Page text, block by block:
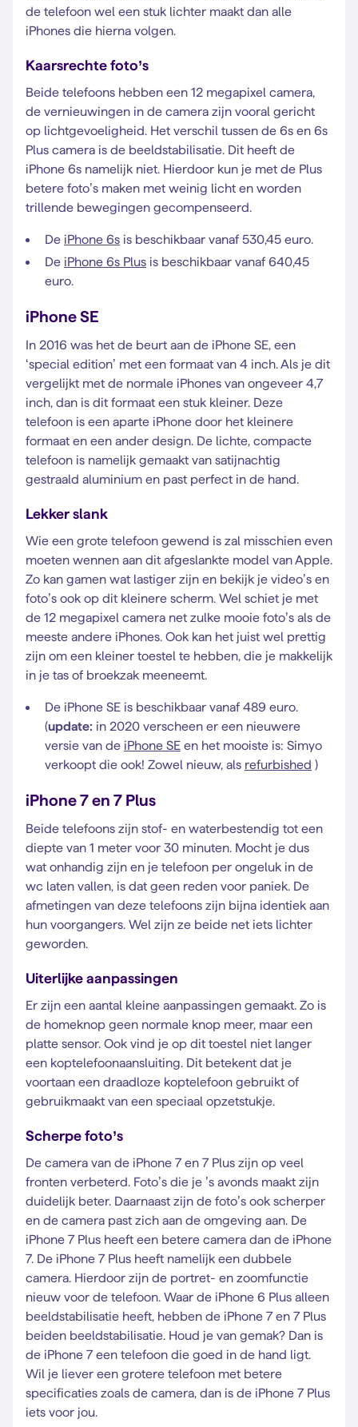
de telefoon wel een stuk lichter maakt dan alle
iPhones die hierna volgen.
Kaarsrechte foto’s
Beide telefoons hebben een 12 megapixel camera,
de vernieuwingen in de camera zijn vooral gericht
op lichtgevoeligheid. Het verschil tussen de 6s en 6s
Plus camera is de beeldstabilisatie. Dit heeft de
iPhone 6s namelijk niet. Hierdoor kun je met de Plus
betere foto’s maken met weinig licht en worden
trillende bewegingen gecompenseerd.
De iPhone 6s is beschikbaar vanaf 530,45 euro.
De iPhone 6s Plus is beschikbaar vanaf 640,45
euro.
iPhone SE
In 2016 was het de beurt aan de iPhone SE, een
‘special edition’ met een formaat van 4 inch. Als je dit
vergelijkt met de normale iPhones van ongeveer 4,7
inch, dan is dit formaat een stuk kleiner. Deze
telefoon is een aparte iPhone door het kleinere
formaat en een ander design. De lichte, compacte
telefoon is namelijk gemaakt van satijnachtig
gestraald aluminium en past perfect in de hand.
Lekker slank
Wie een grote telefoon gewend is zal misschien even
moeten wennen aan dit afgeslankte model van Apple.
Zo kan gamen wat lastiger zijn en bekijk je video’s en
foto’s ook op dit kleinere scherm. Wel schiet je met
de 12 megapixel camera net zulke mooie foto’s als de
meeste andere iPhones. Ook kan het juist wel prettig
zijn om een kleiner toestel te hebben, die je makkelijk
in je tas of broekzak meeneemt.
De iPhone SE is beschikbaar vanaf 489 euro.
(update: in 2020 verscheen er een nieuwere
versie van de iPhone SE en het mooiste is: Simyo
verkoopt die ook! Zowel nieuw, als refurbished )
iPhone 7 en 7 Plus
Beide telefoons zijn stof- en waterbestendig tot een
diepte van 1 meter voor 30 minuten. Mocht je dus
wat onhandig zijn en je telefoon per ongeluk in de
wc laten vallen, is dat geen reden voor paniek. De
afmetingen van deze telefoons zijn bijna identiek aan
hun voorgangers. Wel zijn ze beide net iets lichter
geworden.
Uiterlijke aanpassingen
Er zijn een aantal kleine aanpassingen gemaakt. Zo is
de homeknop geen normale knop meer, maar een
platte sensor. Ook vind je op dit toestel niet langer
een koptelefoonaansluiting. Dit betekent dat je
voortaan een draadloze koptelefoon gebruikt of
gebruikmaakt van een speciaal opzetstukje.
Scherpe foto’s
De camera van de iPhone 7 en 7 Plus zijn op veel
fronten verbeterd. Foto’s die je ’s avonds maakt zijn
duidelijk beter. Daarnaast zijn de foto’s ook scherper
en de camera past zich aan de omgeving aan. De
iPhone 7 Plus heeft een betere camera dan de iPhone
7. De iPhone 7 Plus heeft namelijk een dubbele
camera. Hierdoor zijn de portret- en zoomfunctie
nieuw voor de telefoon. Waar de iPhone 6 Plus alleen
beeldstabilisatie heeft, hebben de iPhone 7 en 7 Plus
beiden beeldstabilisatie. Houd je van gemak? Dan is
de iPhone 7 een telefoon die goed in de hand ligt.
Wil je liever een grotere telefoon met betere
specificaties zoals de camera, dan is de iPhone 7 Plus
iets voor jou.